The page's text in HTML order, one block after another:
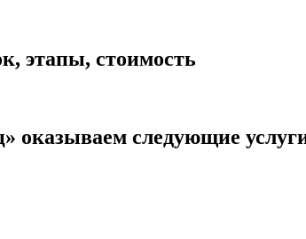
этапы, стоимость
оказываем следующие